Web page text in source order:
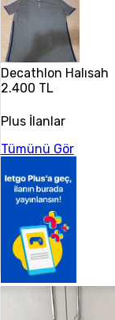
Decathlon
2.400 TL
Plus İlanlar
Tümünü Gör